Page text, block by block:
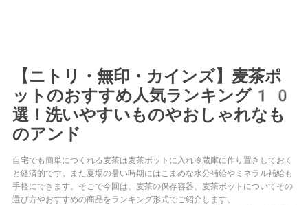
【ニトリ・無印・カインズ】麦茶ポ
ットのおすすめ人気ランキング10
選！洗いやすいものやおしゃれなも
のアンド
自宅でも簡単につくれる麦茶は麦茶ポットに入れ冷蔵庫に作り置きしておく
と経済的です。また夏場の暑い時期にはこまめな水分補給やミネラル補給も
手軽にできます。そこで今回は、麦茶の保存容器、麦茶ポットについてその
選び方やおすすめの商品をランキング形式でご紹介します。